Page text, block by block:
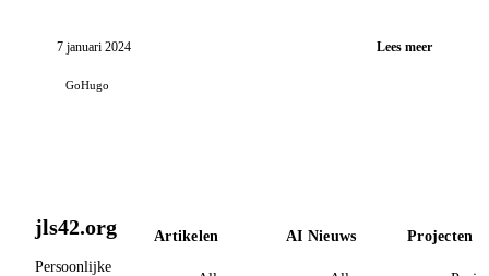
7 januari 2024 Lees meer
GoHugo
jls42.org
Persoonlijke
Artikelen AI Nieuws Projecten